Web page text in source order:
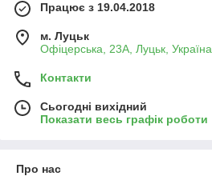
Працює з 19.04.2018
м. Луцьк
Офіцерська, 23А, Луцьк, Україна
Контакти
Сьогодні вихідний
Показати весь графік роботи
Про нас